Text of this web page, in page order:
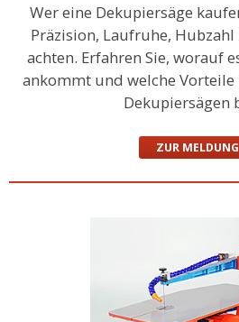
Wer eine Dekupiersäge
Präzision, Laufruhe,
achten. Erfahren Sie, worauf
ankommt und welche
Dekupiersägen
ZUR MELDUNG